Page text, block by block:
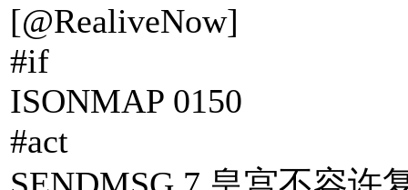
[@RealiveNow]
#if
ISONMAP 0150
#act